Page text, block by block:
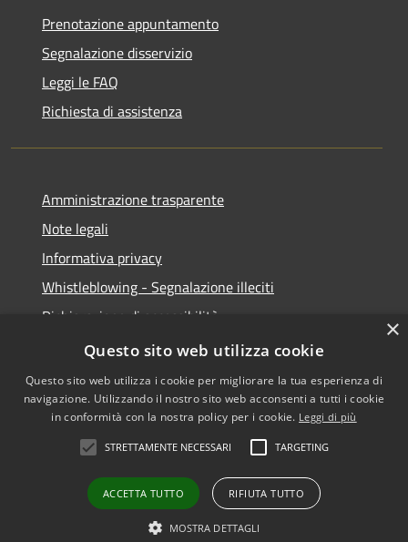
Prenotazione appuntamento
Segnalazione disservizio
Leggi le FAQ
Richiesta di assistenza
Amministrazione trasparente
Note legali
Informativa privacy
Whistleblowing - Segnalazione illeciti
Dichiarazione di accessibilità
Obiettivi di acessibilità
Accessibilità
Copyright © 2026 • Comune di
Voghera • Powered by
Municipium•
redazione
×
Questo sito web utilizza cookie
Questo sito web utilizza i cookie per migliorare la tua esperienza di
navigazione. Utilizzando il nostro sito web acconsenti a tutti i cookie
in conformità con la nostra policy per i cookie. Leggi di più
STRETTAMENTE NECESSARI TARGETING
ACCETTA TUTTO RIFIUTA TUTTO
MOSTRA DETTAGLI